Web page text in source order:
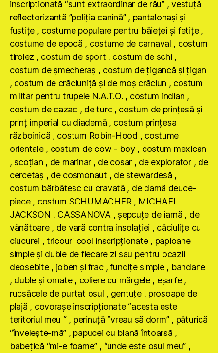
inscripţionată “sunt extraordinar de rău” , vestuţă
reflectorizantă ”poliţia canină” , pantalonaşi şi
fustiţe , costume populare pentru băieţei şi fetiţe ,
costume de epocă , costume de carnaval , costum
tirolez , costum de sport , costum de schi ,
costum de şmecheraş , costum de ţigancă şi ţigan
, costum de crăciuniţă şi de moş crăciun , costum
militar pentru trupele N.A.T.O. , costum indian ,
costum de cazac , de turc , costum de prinţesă şi
prinţ imperial cu diademă , costum prinţesa
războinică , costum Robin-Hood , costume
orientale , costum de cow - boy , costum mexican
, scoţian , de marinar , de cosar , de explorator , de
cercetaş , de cosmonaut , de stewardesă ,
costum bărbătesc cu cravată , de damă deuce-
piece , costum SCHUMACHER , MICHAEL
JACKSON , CASSANOVA , şepcuţe de iarnă , de
vânătoare , de vară contra insolaţiei , căciuliţe cu
ciucurei , tricouri cool inscripţionate , papioane
simple şi duble de fiecare zi sau pentru ocazii
deosebite , joben şi frac , fundiţe simple , bandane
, duble şi ornate , coliere cu mărgele , eşarfe ,
rucsăcele de purtat osul , gentuţe , prosoape de
plajă , covoraşe inscripţionate “acesta este
teritoriul meu “ , perinuţă “vreau să dorm” , păturică
“înveleşte-mă” , papucei cu blană întoarsă ,
babeţică “mi-e foame” , “unde este osul meu” ,